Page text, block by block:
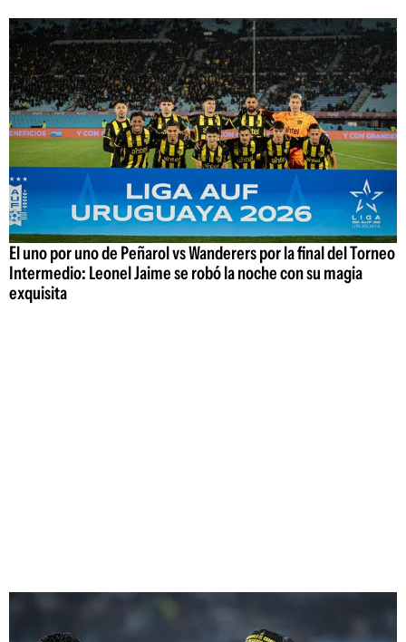
El uno por uno de Peñarol vs Wanderers por la final del Torneo
Intermedio: Leonel Jaime se robó la noche con su magia
exquisita